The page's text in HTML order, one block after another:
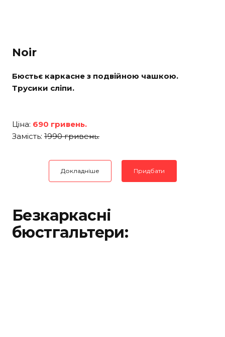
Noir
Бюстьє каркасне з подвійною чашкою.
Трусики сліпи.
Ціна: 690 гривень.
Замість: 1990 гривень.
Докладніше Придбати
Безкаркасні
бюстгальтери: